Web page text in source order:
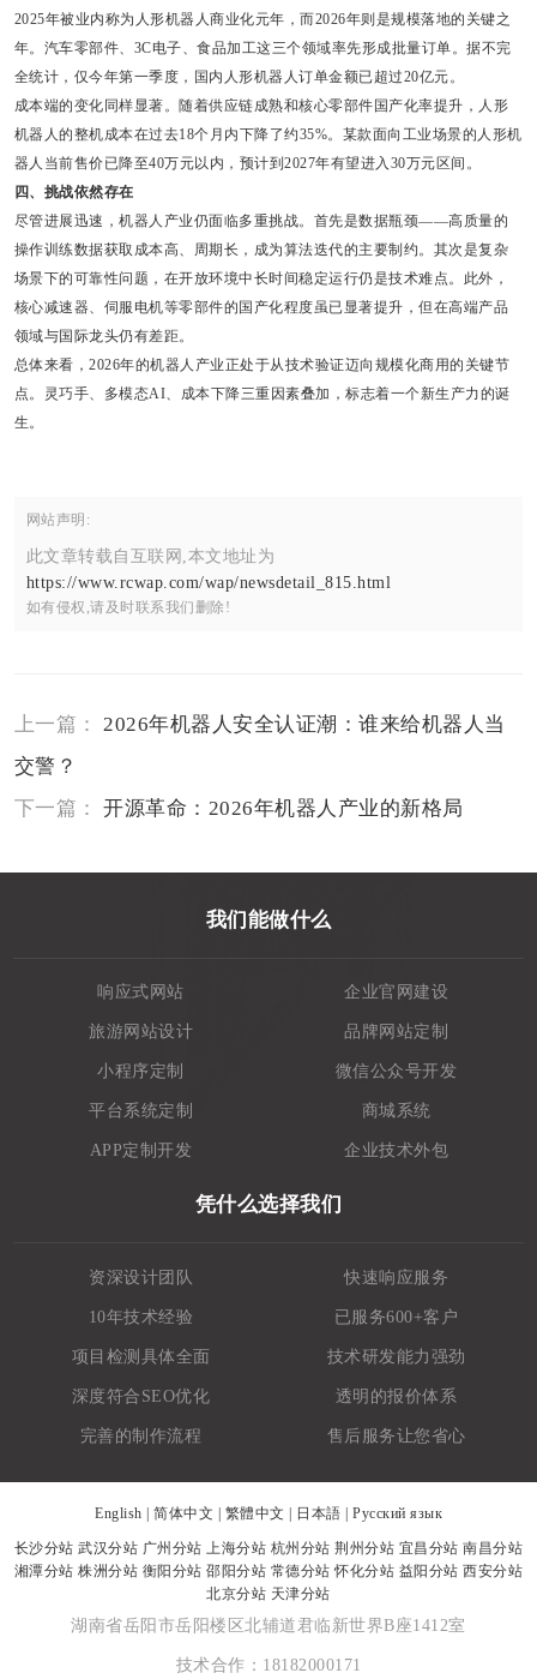
2025年被业内称为人形机器人商业化元年，而2026年则是规模落地的关键之
年。汽车零部件、3C电子、食品加工这三个领域率先形成批量订单。据不完
全统计，仅今年第一季度，国内人形机器人订单金额已超过20亿元。
成本端的变化同样显著。随着供应链成熟和核心零部件国产化率提升，人形
机器人的整机成本在过去18个月内下降了约35%。某款面向工业场景的人形机
器人当前售价已降至40万元以内，预计到2027年有望进入30万元区间。
四、挑战依然存在
尽管进展迅速，机器人产业仍面临多重挑战。首先是数据瓶颈——高质量的
操作训练数据获取成本高、周期长，成为算法迭代的主要制约。其次是复杂
场景下的可靠性问题，在开放环境中长时间稳定运行仍是技术难点。此外，
核心减速器、伺服电机等零部件的国产化程度虽已显著提升，但在高端产品
领域与国际龙头仍有差距。
总体来看，2026年的机器人产业正处于从技术验证迈向规模化商用的关键节
点。灵巧手、多模态AI、成本下降三重因素叠加，标志着一个新生产力的诞
生。
网站声明:
此文章转载自互联网,本文地址为
https://www.rcwap.com/wap/newsdetail_815.html
如有侵权,请及时联系我们删除!
上一篇：2026年机器人安全认证潮：谁来给机器人当
交警？
下一篇：开源革命：2026年机器人产业的新格局
我们能做什么
响应式网站 企业官网建设
旅游网站设计 品牌网站定制
小程序定制 微信公众号开发
平台系统定制 商城系统
APP定制开发 企业技术外包
凭什么选择我们
资深设计团队 快速响应服务
10年技术经验 已服务600+客户
项目检测具体全面 技术研发能力强劲
深度符合SEO优化 透明的报价体系
完善的制作流程 售后服务让您省心
English 简体中文 繁體中文 日本語 Русский язык
长沙分站 武汉分站 广州分站 上海分站 杭州分站 荆州分站 宜昌分站 南昌分站
湘潭分站 株洲分站 衡阳分站 邵阳分站 常德分站 怀化分站 益阳分站 西安分站
北京分站 天津分站
湖南省岳阳市岳阳楼区北辅道君临新世界B座1412室
技术合作：18182000171